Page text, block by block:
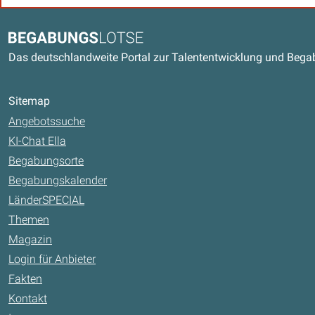
Kontaktdaten und weitere Links
Begabungslotse
Das deutschlandweite Portal zur Talententwicklung und
Sitemap
Angebotssuche
KI-Chat Ella
Begabungsorte
Begabungskalender
LänderSPECIAL
Themen
Magazin
Login für Anbieter
Fakten
Kontakt